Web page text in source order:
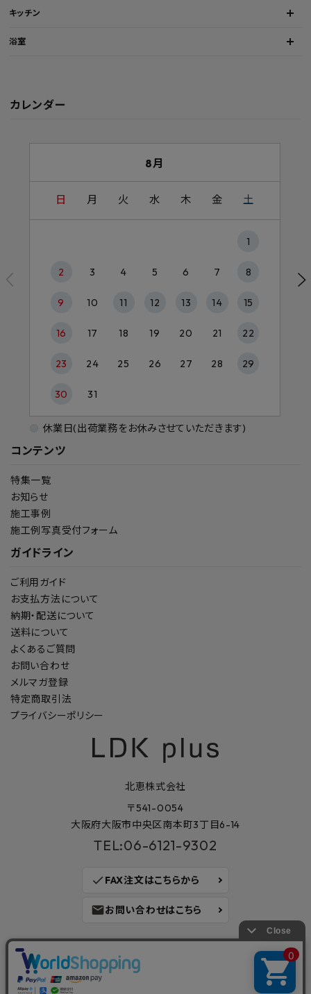
キッチン
浴室
コンテンツ
特集一覧
お知らせ
施工事例
施工例写真受付フォーム
ガイドライン
ご利用ガイド
お支払方法について
納期・配送について
送料について
よくあるご質問
お問い合わせ
メルマガ登録
特定商取引法
プライバシーポリシー
カレンダー
8月
日 月 火 水 木 金 土
1
2 3 4 5 6 7 8
9 10 11 12 13 14 15
16 17 18 19 20 21 22
23 24 25 26 27 28 29
30 31
休業日(出荷業務をお休みさせていただきます)
北恵株式会社
〒541-0054
大阪府大阪市中央区南本町3丁目6-14
TEL:06-6121-9302
check FAX注文はこちらから
mailお問い合わせはこちら